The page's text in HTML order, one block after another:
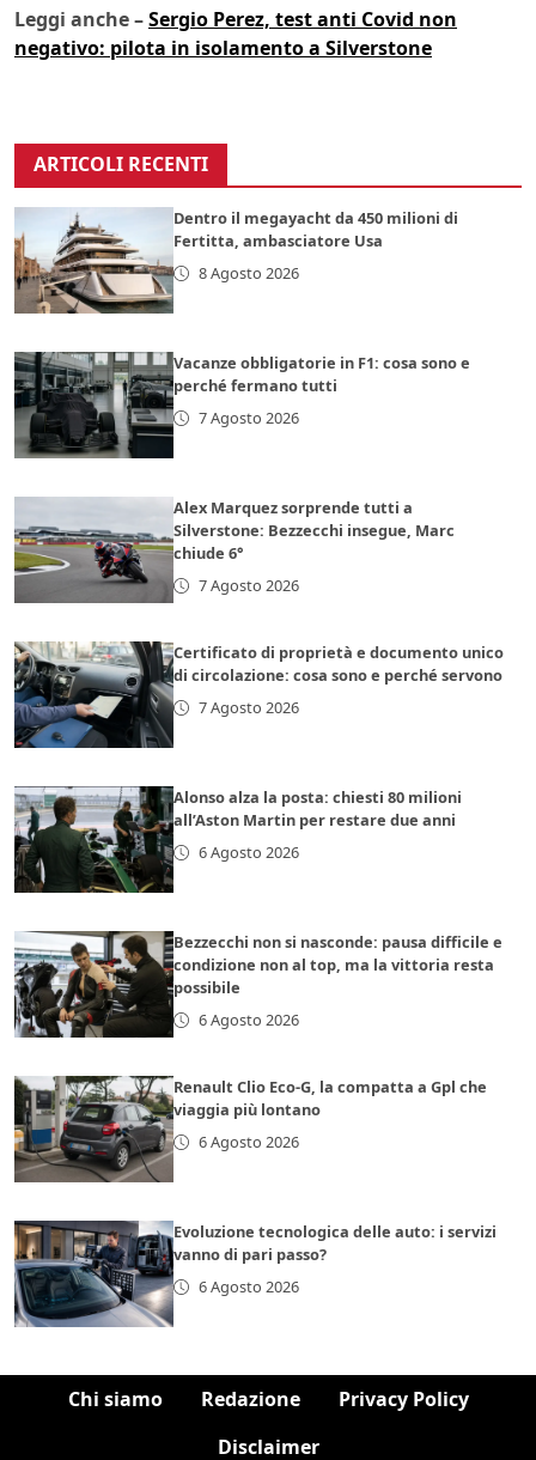
Leggi anche –Sergio Perez, test anti Covid non
negativo: pilota in isolamento a Silverstone
ARTICOLI RECENTI
Dentro il megayacht da 450 milioni di
Fertitta, ambasciatore Usa
8 Agosto 2026
Vacanze obbligatorie in F1: cosa sono e
perché fermano tutti
7 Agosto 2026
Alex Marquez sorprende tutti a
Silverstone: Bezzecchi insegue, Marc
chiude 6°
7 Agosto 2026
Certificato di proprietà e documento unico
di circolazione: cosa sono e perché servono
7 Agosto 2026
Alonso alza la posta: chiesti 80 milioni
all’Aston Martin per restare due anni
6 Agosto 2026
Bezzecchi non si nasconde: pausa difficile e
condizione non al top, ma la vittoria resta
possibile
6 Agosto 2026
Renault Clio Eco-G, la compatta a Gpl che
viaggia più lontano
6 Agosto 2026
Evoluzione tecnologica delle auto: i servizi
vanno di pari passo?
6 Agosto 2026
Chi siamo Redazione
Privacy Policy
Disclaimer